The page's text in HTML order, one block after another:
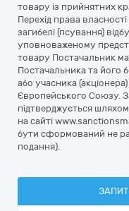
товару із прийнятних
Перехід права
загибелі (псування)
уповноваженому
товару Постачальник
Постачальника та його
або учасника
Європейського Союзу.
підтверджується
на сайті
бути сформований не
подання).
ЗАПИТ